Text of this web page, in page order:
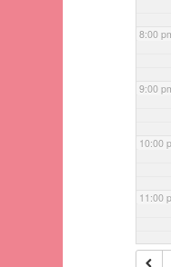
8:00
9:00
10:00
11:00